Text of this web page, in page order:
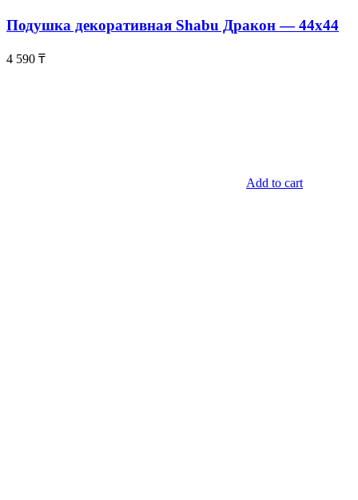
Подушка декоративная Shabu Дракон — 44х44
4 590 ₸
Add to cart